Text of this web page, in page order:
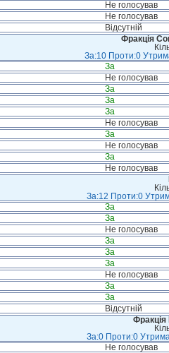
Не голосував
Не голосував
Відсутній
Фракція
За:10 Проти:0
За
Не голосував
За
За
За
Не голосував
За
Не голосував
За
Не голосував
За:12 Проти:0
За
За
Не голосував
За
За
За
Не голосував
За
За
Відсутній
За:0 Проти:0
Не голосував